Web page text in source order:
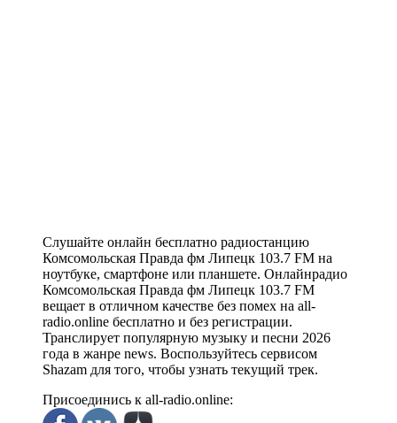
Слушайте онлайн бесплатно радиостанцию
Комсомольская Правда фм Липецк 103.7 FM на
ноутбуке, смартфоне или планшете. Онлайнрадио
Комсомольская Правда фм Липецк 103.7 FM
вещает в отличном качестве без помех на all-
radio.online бесплатно и без регистрации.
Транслирует популярную музыку и песни 2026
года в жанре news. Воспользуйтесь сервисом
Shazam для того, чтобы узнать текущий трек.
Присоединись к all-radio.online: